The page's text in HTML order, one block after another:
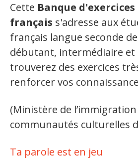
Espace militant
Matériel à télécharger
Nos campagnes
Cette Banque d'exercices
français s'adresse aux
français langue seconde
débutant, intermédiaire et
trouverez des exercices
renforcer vos
(Ministère de
communautés culturelles
Ta parole est en jeu